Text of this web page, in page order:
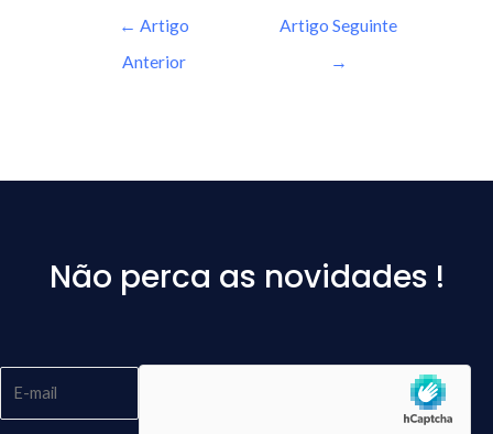
← Artigo
Anterior
Artigo Seguinte
→
Não perca as novidades !